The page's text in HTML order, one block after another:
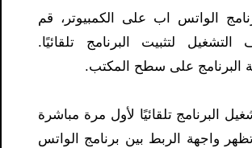
الواتس اب على الكمبيوتر، قم
لتثبيت البرنامج تلقائيًا.
البرنامج على سطح المكتب.
البرنامج تلقائيًا لأول مرة مباشرة
تظهر واجهة الربط بين برنامج الواتس